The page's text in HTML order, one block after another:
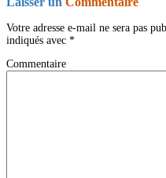
Votre adresse e-mail ne sera pas
indiqués avec *
Commentaire